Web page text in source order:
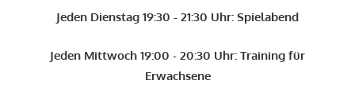
Jeden Dienstag 19:30 - 21:30 Uhr: Spielabend
Jeden Mittwoch 19:00 - 20:30 Uhr: Training für
Erwachsene